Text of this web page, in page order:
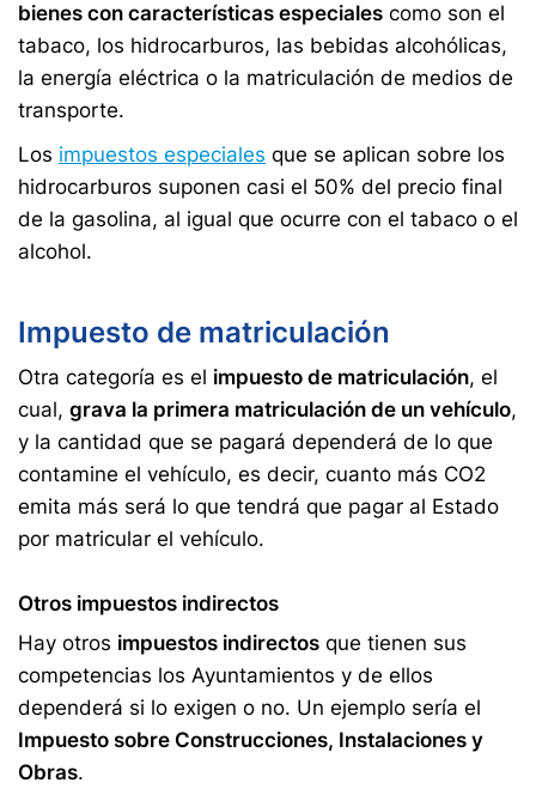
bienes con características especiales como son el
tabaco, los hidrocarburos, las bebidas alcohólicas,
la energía eléctrica o la matriculación de medios de
transporte.
Los impuestos especiales que se aplican sobre los
hidrocarburos suponen casi el 50% del precio final
de la gasolina, al igual que ocurre con el tabaco o el
alcohol.
Impuesto de matriculación
Otra categoría es el impuesto de matriculación, el
cual, grava la primera matriculación de un vehículo,
y la cantidad que se pagará dependerá de lo que
contamine el vehículo, es decir, cuanto más CO2
emita más será lo que tendrá que pagar al Estado
por matricular el vehículo.
Otros impuestos indirectos
Hay otros impuestos indirectos que tienen sus
competencias los Ayuntamientos y de ellos
dependerá si lo exigen o no. Un ejemplo sería el
Impuesto sobre Construcciones, Instalaciones y
Obras.